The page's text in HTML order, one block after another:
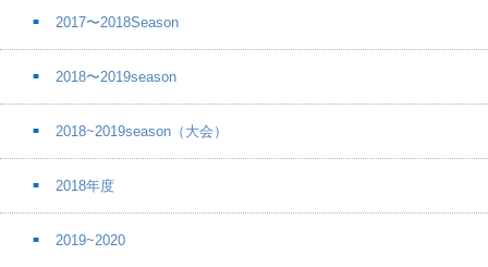
2017〜2018Season
2018〜2019season
2018~2019season（大会）
2018年度
2019~2020